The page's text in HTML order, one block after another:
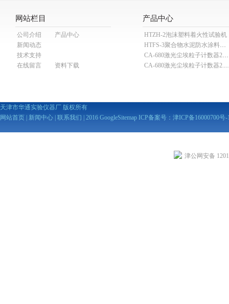
网站栏目
公司介绍
产品中心
新闻动态
技术支持
在线留言
资料下载
产品中心
HTZH-2泡沫塑料着火性试验机
HTFS-3聚合物水泥防水涂料分散机
CA-680激光尘埃粒子计数器28.3L
CA-680激光尘埃粒子
天津市华通实验仪器厂 版权所有
网站首页
新闻中心 联系我们 | 2016 GoogleSitemap ICP备案号： 津ICP备16000700号-
津公网安备